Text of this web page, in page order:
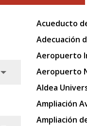
Acueducto
Adecuación
Aeropuerto
Aeropuerto
Aldea
Ampliación
Ampliación